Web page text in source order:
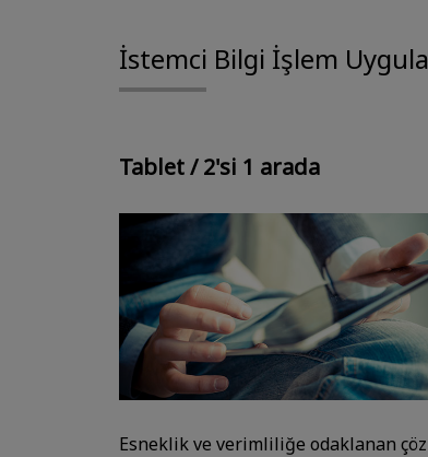
İstemci Bilgi İşlem
Tablet / 2'si 1 arada
Esneklik ve verimliliğe odaklanan